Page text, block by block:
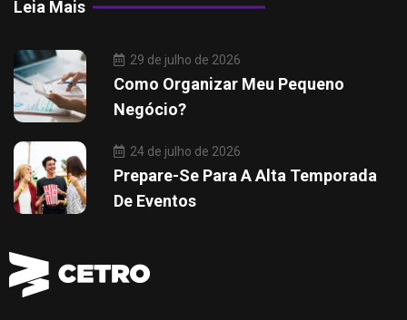
Leia Mais
29 de julho de 2026
Como Organizar Meu Pequeno
Negócio?
24 de julho de 2026
Prepare-Se Para A Alta Temporada
De Eventos